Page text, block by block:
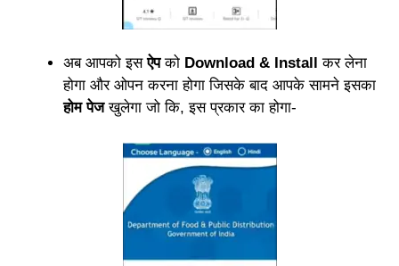
अब आपको इसऐपको Download & Install
कर लेना
होगा और ओपन करना होगा जिसके बाद आपके सामने इसका
होम पेजखुलेगा जो कि, इस प्रकार का होगा-